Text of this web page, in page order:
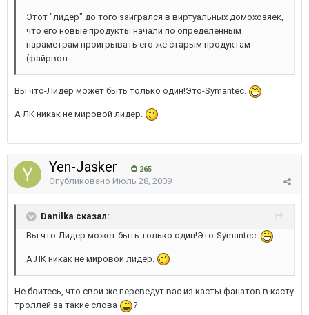
Этот "лидер" до того заигрался в виртуальных домохозяек,
что его новые продукты начали по определенным
параметрам проигрывать его же старым продуктам
(файрвол
Вы что-Лидер может быть только один!Это-Symantec.
А ЛК никак не мировой лидер.
Yen-Jasker 265
Опубликовано Июль 28, 2009
Danilka сказал:
Вы что-Лидер может быть только один!Это-Symantec.
А ЛК никак не мировой лидер.
Не боитесь, что свои же переведут вас из касты фанатов в касту
троллей за такие слова
?